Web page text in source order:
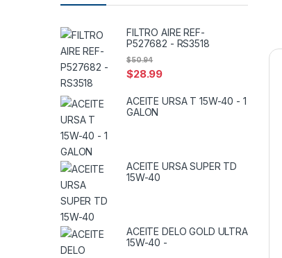
FILTRO AIRE REF-
P527682 - RS3518
$28.99
$50.94
ACEITE URSA T 15W-40 - 1
GALON
ACEITE URSA SUPER TD
15W-40
ACEITE DELO GOLD ULTRA
15W-40 -